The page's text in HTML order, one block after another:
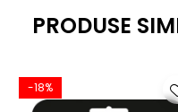
PRODUSE
-18%